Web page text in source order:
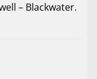
– Blackwater.